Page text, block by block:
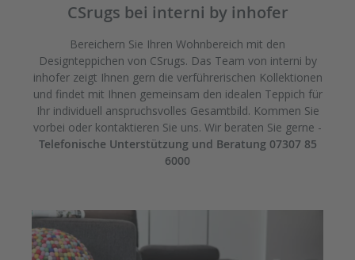
CSrugs bei interni by inhofer
Bereichern Sie Ihren Wohnbereich mit den
Designteppichen von CSrugs. Das Team von interni by
inhofer zeigt Ihnen gern die verführerischen Kollektionen
und findet mit Ihnen gemeinsam den idealen Teppich für
Ihr individuell anspruchsvolles Gesamtbild. Kommen Sie
vorbei oder kontaktieren Sie uns. Wir beraten Sie gerne -
Telefonische Unterstützung und Beratung 07307 85
6000